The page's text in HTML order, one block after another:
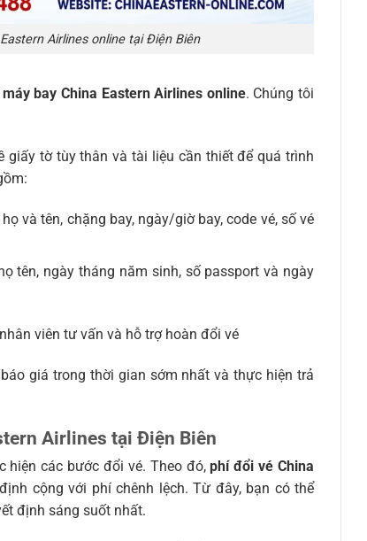
Airlines online tại Điện Biên
bay China Eastern Airlines online. Chúng tôi
giấy tờ tùy thân và tài liệu cần thiết để quá trình
và tên, chặng bay, ngày/giờ bay, code vé, số vé
tên, ngày tháng năm sinh, số passport và ngày
viên tư vấn và hỗ trợ hoàn đổi vé
giá trong thời gian sớm nhất và thực hiện trả
Airlines tại Điện Biên
hiện các bước đổi vé. Theo đó,phí đổi vé China
cộng với phí chênh lệch. Từ đây, bạn có thể
định sáng suốt nhất.